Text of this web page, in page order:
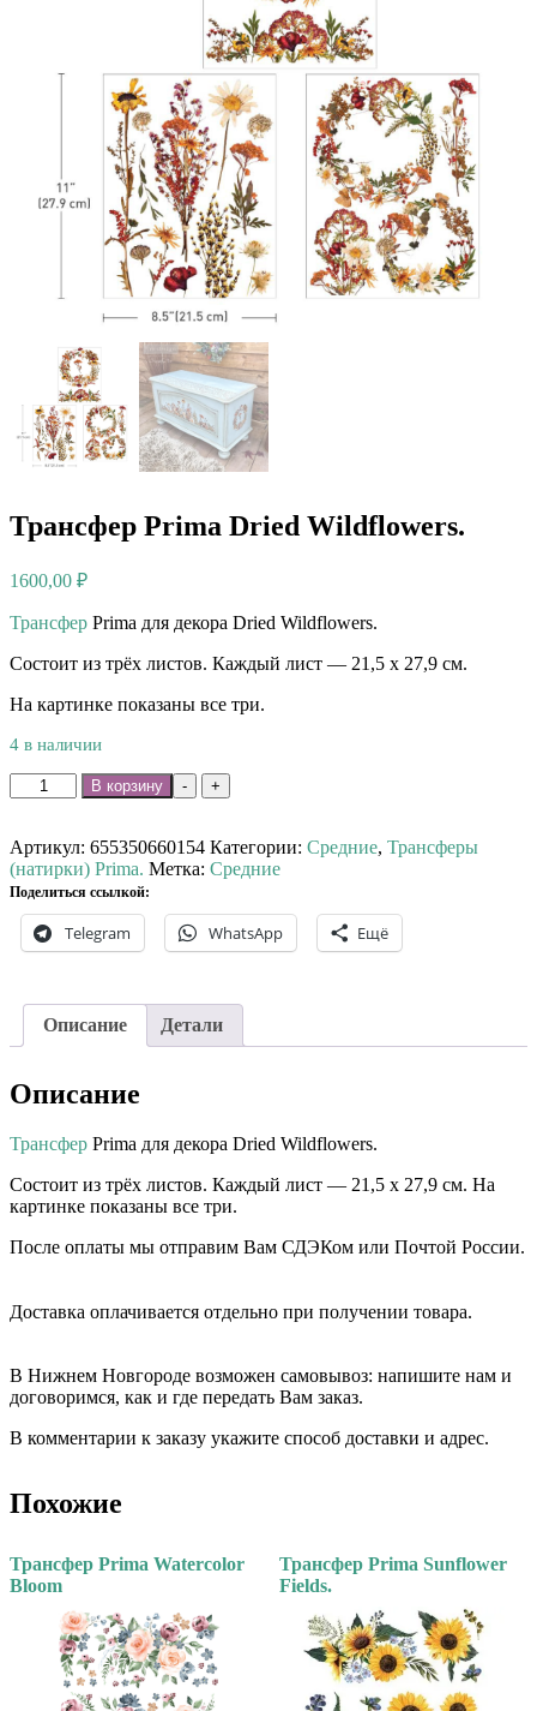
Трансфер Prima Dried Wildflowers.
1600,00 ₽
Трансфер Prima для декора Dried Wildflowers.
Состоит из трёх листов. Каждый лист — 21,5 х 27,9 см.
На картинке показаны все три.
4 в наличии
-
Количество
товара
Prima
Dried
Wildflowers.
+
В корзину
Артикул: 655350660154 Категории: Средние, Трансферы
(натирки) Prima. Метка: Средние
Поделиться ссылкой:
Telegram WhatsApp Ещё
Описание Детали
Описание
Трансфер Prima для декора Dried Wildflowers.
Состоит из трёх листов. Каждый лист — 21,5 х 27,9 см. На
картинке показаны все три.
После оплаты мы отправим Вам СДЭКом или Почтой России.
Доставка оплачивается отдельно при получении товара. ⠀⠀
В Нижнем Новгороде возможен самовывоз: напишите нам и
договоримся, как и где передать Вам заказ.
В комментарии к заказу укажите способ доставки и адрес.
Похожие
Трансфер Prima Watercolor
Bloom
Трансфер Prima Sunflower
Fields.